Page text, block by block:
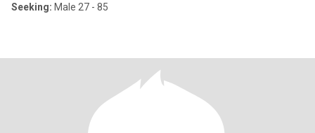
Seeking: Male 27 - 85